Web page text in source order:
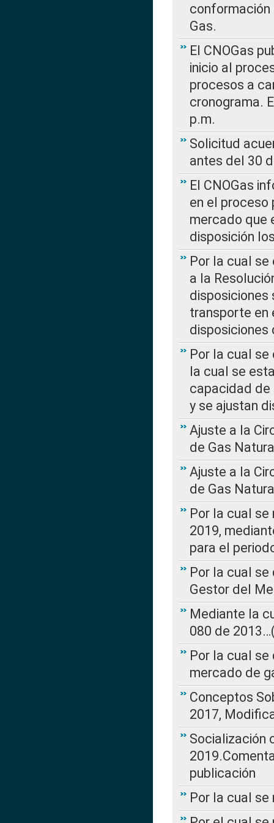
conformación
Gas.
El CNOGas
inicio al
procesos a
cronograma.
p.m.
Solicitud
antes del 30
El CNOGas
en el
mercado que
disposición
Por la cual se
a la
disposiciones
transporte en
disposiciones
Por la cual se
la cual se
capacidad de
y se ajustan
Ajuste a la
de Gas
Ajuste a la
de Gas
Por la cual se
2019,
para el
Por la cual
Gestor del
Mediante la
080 de
Por la cual
mercado de
Conceptos
2017,
Socialización
publicación
Por la cual se